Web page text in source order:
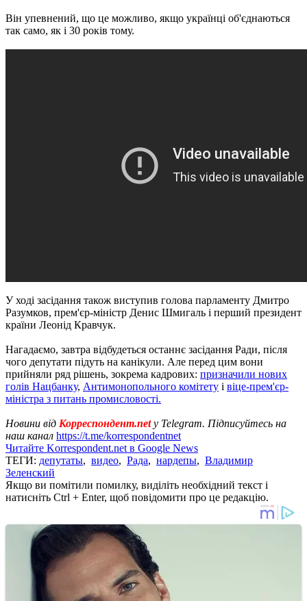
Він упевнений, що це можливо, якщо українці об'єднаються
так само, як і 30 років тому.
У ході засідання також виступив голова парламенту Дмитро
Разумков, прем'єр-міністр Денис Шмигаль і перший президент
країни Леонід Кравчук.
Нагадаємо, завтра відбудеться останнє засідання Ради, після
чого депутати підуть на канікули. Але перед цим вони
прийняли ряд рішень, зокрема кадрових: призначили нових
голів Нацбанку, Антимонопольного комітету і віце-прем'єр-
міністра з питань промисловості.
Новини від Корреспондент.net у Telegram. Підписуйтесь на
наш канал https://t.me/korrespondentnet
Читайте Korrespondent.net в Google News
ТЕГИ: депутаты, видео, Рада, нардепы, Владимир
Зеленский
Якщо ви помітили помилку, виділіть необхідний текст і
натисніть Ctrl + Enter, щоб повідомити про це редакцію.